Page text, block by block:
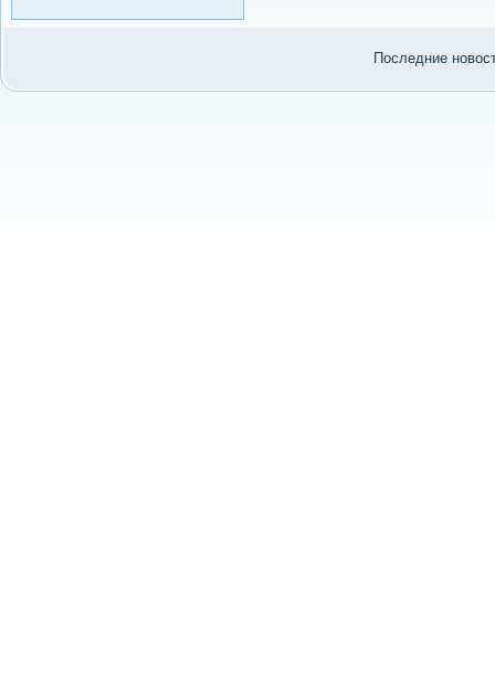
Последние